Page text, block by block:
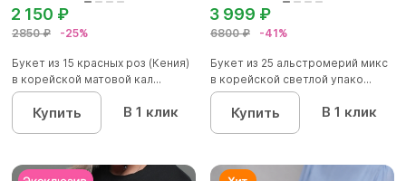
2850 ₽ -25%
2 150 ₽
Букет из 15 красных роз (Кения)
в корейской матовой кал...
Купить В 1 клик
6800 ₽ -41%
3 999 ₽
Букет из 25 альстромерий микс
в корейской светлой упако...
Купить В 1 клик